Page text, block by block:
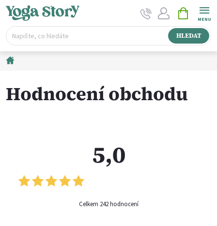
Přejít
obsah
HLEDAT
NÁKUPNÍ
KOŠÍK
Hodnocení obchodu
5,0
242 hodnocení